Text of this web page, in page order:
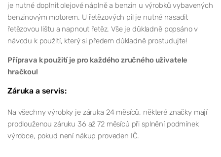
je nutné doplnit olejové náplně a benzin u výrobků vybavených
benzinovým motorem. U řetězových pil je nutné nasadit
řetězovou lištu a napnout řetěz. Vše je důkladně popsáno v
návodu k použití, který si předem důkladně prostudujte!
Příprava k použití je pro každého zručného uživatele
hračkou!
Záruka a servis:
Na všechny výrobky je záruka 24 měsíců, některé značky mají
prodlouženou záruku 36 až 72 měsíců při splnění podmínek
výrobce, pokud není nákup proveden IČ.